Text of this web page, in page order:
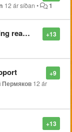
12 ár síðan • 1
+13
estate
+9
Пермяков 12 ár
+13